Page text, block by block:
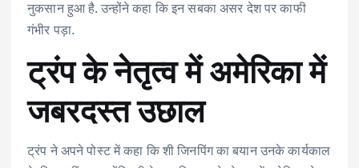
नुकसान हुआ है. उन्होंने कहा कि इन सबका असर देश पर काफी
गंभीर पड़ा.
ट्रंप के नेतृत्व में अमेरिका में
जबरदस्त उछाल
ट्रंप ने अपने पोस्ट में कहा कि शी जिनपिंग का बयान उनके कार्यकाल